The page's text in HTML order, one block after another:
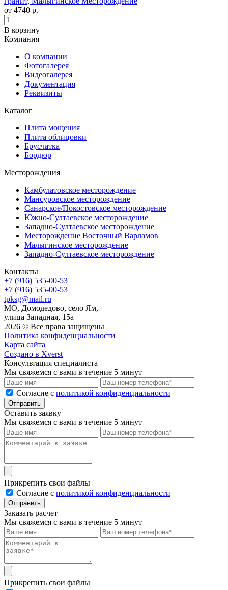
от 4740 р.
В корзину
Компания
О компании
Фотогалерея
Видеогалерея
Документация
Реквизиты
Каталог
Плита мощения
Плита облицовки
Брусчатка
Бордюр
Месторождения
Камбулатовское месторождение
Мансуровское месторождение
Санарское/Покостовское месторождение
Южно-Султаевское месторождение
Западно-Султаевское месторождение
Месторождение Восточный Варламов
Малыгинское месторождение
Западно-Султаевское месторождение
Контакты
+7 (916) 535-00-53
+7 (916) 535-00-53
tpksg@mail.ru
МО, Домодедово, село Ям,
улица Западная, 15а
2026 © Все права защищены
Политика конфиденциальности
Карта сайта
Создано в Xverst
Консультация специалиста
Мы свяжемся с вами в течение 5 минут
Cогласие с политикой конфиденциальности
Отправить
Оставить заявку
Мы свяжемся с вами в течение 5 минут
Прикрепить свои файлы
Cогласие с политикой конфиденциальности
Отправить
Заказать расчет
Мы свяжемся с вами в течение 5 минут
Прикрепить свои файлы